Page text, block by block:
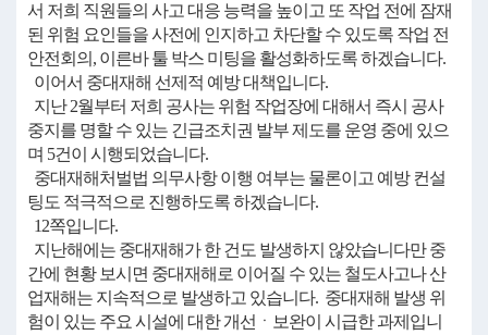
서 저희 직원들의 사고 대응 능력을 높이고 또 작업 전에 잠재
된 위험 요인들을 사전에 인지하고 차단할 수 있도록 작업 전
안전회의, 이른바 툴 박스 미팅을 활성화하도록 하겠습니다.
이어서 중대재해 선제적 예방 대책입니다.
지난 2월부터 저희 공사는 위험 작업장에 대해서 즉시 공사
중지를 명할 수 있는 긴급조치권 발부 제도를 운영 중에 있으
며 5건이 시행되었습니다.
중대재해처벌법 의무사항 이행 여부는 물론이고 예방 컨설
팅도 적극적으로 진행하도록 하겠습니다.
12쪽입니다.
지난해에는 중대재해가 한 건도 발생하지 않았습니다만 중
간에 현황 보시면 중대재해로 이어질 수 있는 철도사고나 산
업재해는 지속적으로 발생하고 있습니다. 중대재해 발생 위
험이 있는 주요 시설에 대한 개선ㆍ보완이 시급한 과제입니